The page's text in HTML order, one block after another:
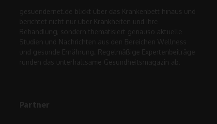
gesuendernet.de blickt über das Krankenbett hinaus und
berichtet nicht nur über Krankheiten und ihre
Behandlung, sondern thematisiert genauso aktuelle
Studien und Nachrichten aus den Bereichen Wellness
und gesunde Ernährung. Regelmäßige Expertenbeiträge
runden das unterhaltsame Gesundheitsmagazin ab.
Partner